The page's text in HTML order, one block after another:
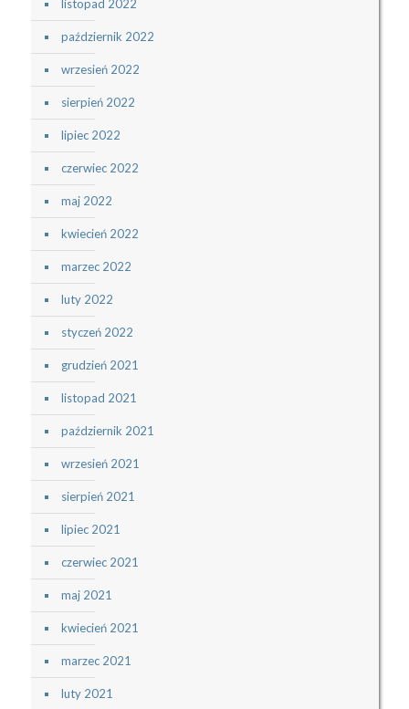
listopad 2022
październik 2022
wrzesień 2022
sierpień 2022
lipiec 2022
czerwiec 2022
maj 2022
kwiecień 2022
marzec 2022
luty 2022
styczeń 2022
grudzień 2021
listopad 2021
październik 2021
wrzesień 2021
sierpień 2021
lipiec 2021
czerwiec 2021
maj 2021
kwiecień 2021
marzec 2021
luty 2021